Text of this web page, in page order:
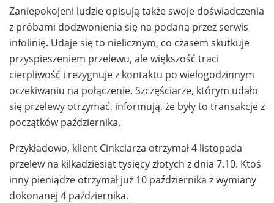
Zaniepokojeni ludzie opisują także swoje doświadczenia
z próbami dodzwonienia się na podaną przez serwis
infolinię. Udaje się to nielicznym, co czasem skutkuje
przyspieszeniem przelewu, ale większość traci
cierpliwość i rezygnuje z kontaktu po wielogodzinnym
oczekiwaniu na połączenie. Szczęściarze, którym udało
się przelewy otrzymać, informują, że były to transakcje z
początków października.
Przykładowo, klient Cinkciarza otrzymał 4 listopada
przelew na kilkadziesiąt tysięcy złotych z dnia 7.10. Ktoś
inny pieniądze otrzymał już 10 października z wymiany
dokonanej 4 października.